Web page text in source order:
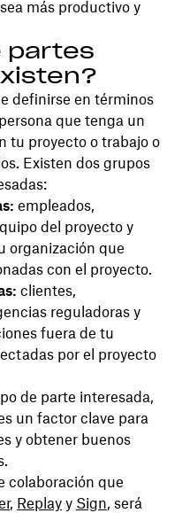
más productivo y
partes
definirse en términos
que tenga un
tu proyecto o trabajo o
Existen dos grupos
empleados,
del proyecto y
organización que
con el proyecto.
clientes,
reguladoras y
fuera de tu
por el proyecto
de parte interesada,
un factor clave para
y obtener buenos
colaboración que
, Replay y Sign, será